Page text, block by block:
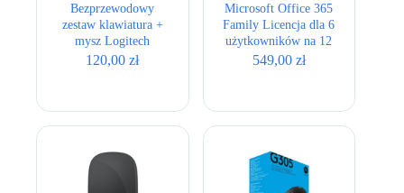
Bezprzewodowy
zestaw klawiatura +
mysz Logitech
MK220
120,00zł
Microsoft Office 365
Family Licencja dla 6
użytkowników na 12
miesięcy
549,00 zł